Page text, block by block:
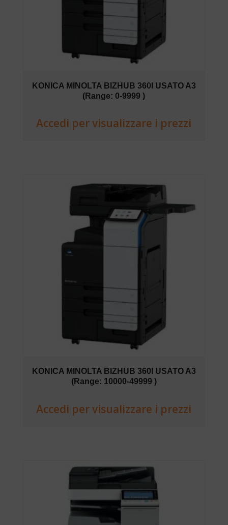
KONICA MINOLTA BIZHUB 360I USATO A3
(Range: 0-9999 )
Accedi per visualizzare i prezzi
KONICA MINOLTA BIZHUB 360I USATO A3
(Range: 10000-49999 )
Accedi per visualizzare i prezzi